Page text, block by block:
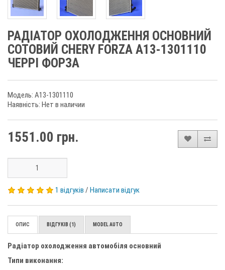
РАДІАТОР ОХОЛОДЖЕННЯ ОСНОВНИЙ
СОТОВИЙ CHERY FORZA A13-1301110
ЧЕРРІ ФОРЗА
Модель: A13-1301110
Наявність: Нет в наличии
1551.00 грн.
1 відгуків / Написати відгук
ОПИС ВІДГУКІВ (1) MODEL AUTO
Радіатор охолодження автомобіля основний
Типи виконання: